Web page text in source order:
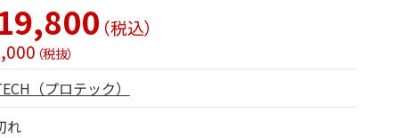
（税込）
（税抜）
（プロテック）
れ